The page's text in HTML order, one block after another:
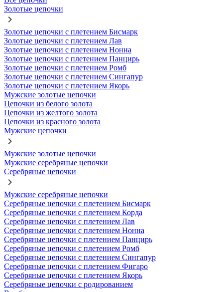
Золотые цепочки
Золотые цепочки с плетением Бисмарк
Золотые цепочки с плетением Лав
Золотые цепочки с плетением Нонна
Золотые цепочки с плетением Панцирь
Золотые цепочки с плетением Ромб
Золотые цепочки с плетением Сингапур
Золотые цепочки с плетением Якорь
Мужские золотые цепочки
Цепочки из белого золота
Цепочки из желтого золота
Цепочки из красного золота
Мужские цепочки
Мужские золотые цепочки
Мужские серебряные цепочки
Серебряные цепочки
Мужские серебряные цепочки
Серебряные цепочки с плетением Бисмарк
Серебряные цепочки с плетением Корда
Серебряные цепочки с плетением Лав
Серебряные цепочки с плетением Нонна
Серебряные цепочки с плетением Панцирь
Серебряные цепочки с плетением Ромб
Серебряные цепочки с плетением Сингапур
Серебряные цепочки с плетением Фигаро
Серебряные цепочки с плетением Якорь
Серебряные цепочки с родированием